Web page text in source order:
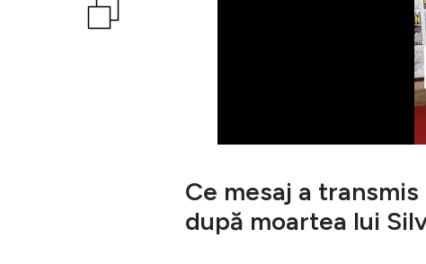
Ce mesaj a
după moartea lui